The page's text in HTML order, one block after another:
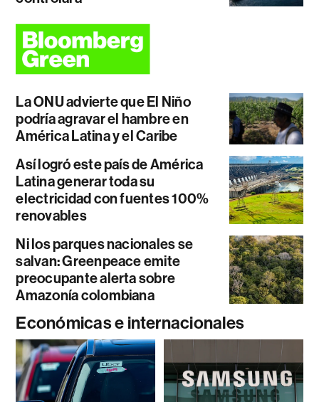
La ONU advierte que El Niño
podría agravar el hambre en
América Latina y el Caribe
Así logró este país de América
Latina generar toda su
electricidad con fuentes 100%
renovables
Ni los parques nacionales se
salvan: Greenpeace emite
preocupante alerta sobre
Amazonía colombiana
Económicas e internacionales